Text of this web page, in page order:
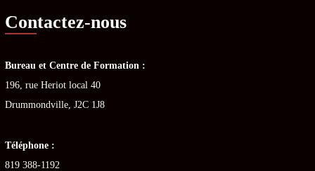
Contactez-nous
Bureau et Centre de Formation :
196, rue Heriot local 40
Drummondville, J2C 1J8
Téléphone :
819 388-1192